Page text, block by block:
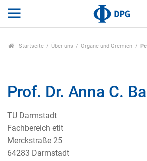
Startseite Über uns Organe und Gremien
Prof. Dr. Anna C.
TU Darmstadt
Fachbereich etit
Merckstraße 25
64283 Darmstadt